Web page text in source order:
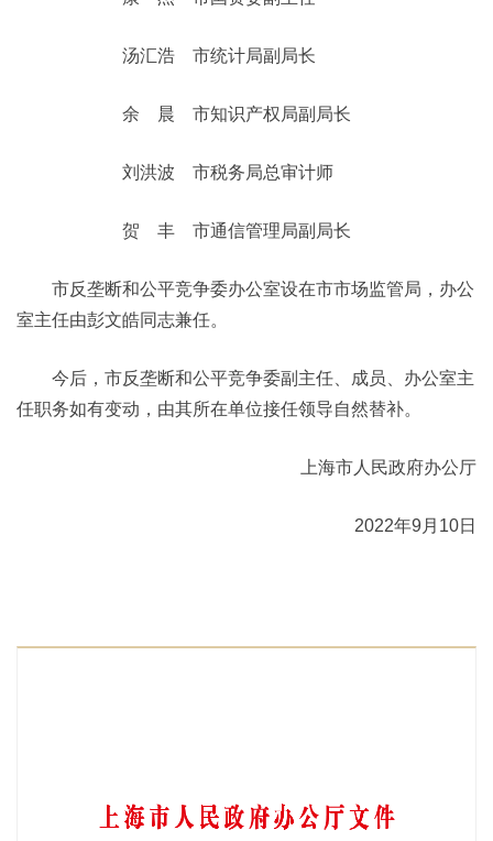
汤汇浩 市统计局副局长
余 晨 市知识产权局副局长
刘洪波 市税务局总审计师
贺 丰 市通信管理局副局长
市反垄断和公平竞争委办公室设在市市场监管局，办公
室主任由彭文皓同志兼任。
今后，市反垄断和公平竞争委副主任、成员、办公室主
任职务如有变动，由其所在单位接任领导自然替补。
上海市人民政府办公厅
2022年9月10日